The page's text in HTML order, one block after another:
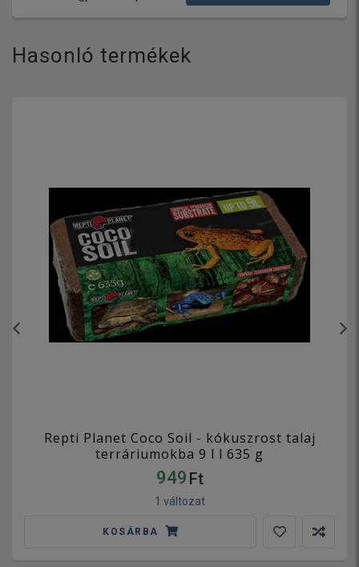
Hasonló termékek
Repti Planet Coco Soil - kókuszrost talaj
terráriumokba 9 l l 635 g
949 Ft
1 változat
KOSÁRBA